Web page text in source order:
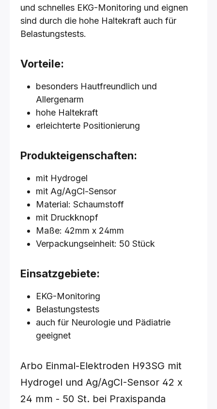
und schnelles EKG-Monitoring und eignen
sind durch die hohe Haltekraft auch für
Belastungstests.
Vorteile:
besonders Hautfreundlich und
Allergenarm
hohe Haltekraft
erleichterte Positionierung
Produkteigenschaften:
mit Hydrogel
mit Ag/AgCl-Sensor
Material: Schaumstoff
mit Druckknopf
Maße: 42mm x 24mm
Verpackungseinheit: 50 Stück
Einsatzgebiete:
EKG-Monitoring
Belastungstests
auch für Neurologie und Pädiatrie
geeignet
Arbo Einmal-Elektroden H93SG mit
Hydrogel und Ag/AgCI-Sensor 42 x
24 mm - 50 St. bei Praxispanda